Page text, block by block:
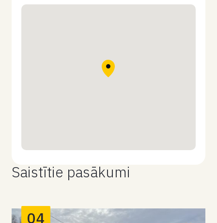
Saistītie pasākumi
04